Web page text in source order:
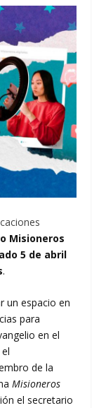
Misioneros
5 de abril
.
un espacio en
para
en el
de la
Misioneros
el secretario